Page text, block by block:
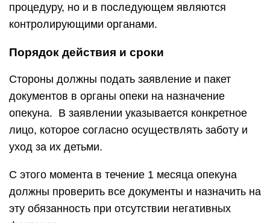
процедуру, но и в последующем являются
контролирующими органами.
Порядок действия и сроки
Стороны должны подать заявление и пакет
документов в органы опеки на назначение
опекуна. В заявлении указывается конкретное
лицо, которое согласно осуществлять заботу и
уход за их детьми.
С этого момента в течение 1 месяца опекуна
должны проверить все документы и назначить на
эту обязанность при отсутствии негативных